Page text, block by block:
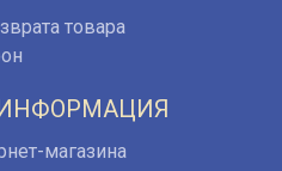
товара
магазина